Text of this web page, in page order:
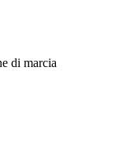
di marcia